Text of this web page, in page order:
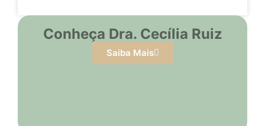
Conheça Dra. Cecília Ruiz
Saiba Mais